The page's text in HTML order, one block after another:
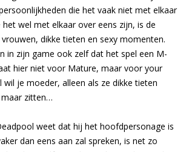
die het vaak niet met elkaar
het wel met elkaar over eens zijn, is de
dikke tieten en sexy momenten.
in zijn game ook zelf dat het spel een M-
hier niet voor Mature, maar voor your
je moeder, alleen als ze dikke tieten
zitten…
weet dat hij het hoofdpersonage is
dan eens aan zal spreken, is net zo